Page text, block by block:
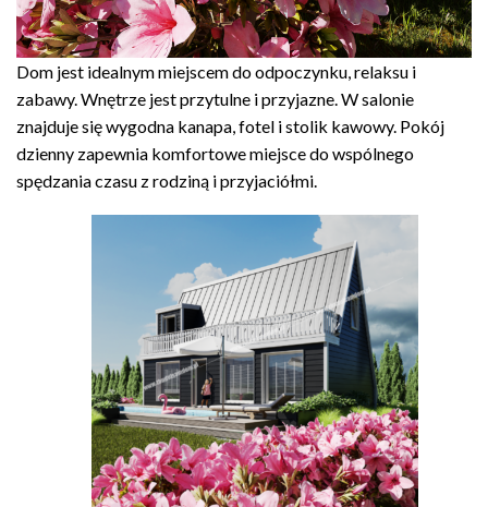
Dom jest idealnym miejscem do odpoczynku, relaksu i
zabawy. Wnętrze jest przytulne i przyjazne. W salonie
znajduje się wygodna kanapa, fotel i stolik kawowy. Pokój
dzienny zapewnia komfortowe miejsce do wspólnego
spędzania czasu z rodziną i przyjaciółmi.